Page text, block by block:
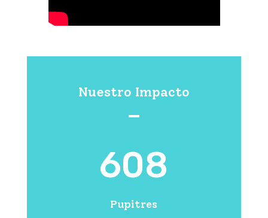
Nuestro Impacto
608
Pupitres